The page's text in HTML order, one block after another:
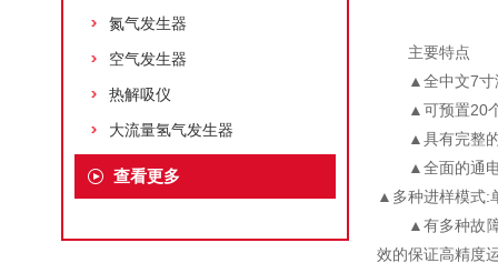
氮气发生器
空气发生器
热解吸仪
大流量氢气发生器
查看更多
主要特点
▲全中文7寸
▲可预置20
▲具有完整
▲全面的通
▲多种进样模式:
▲有多种故
效的保证高精度